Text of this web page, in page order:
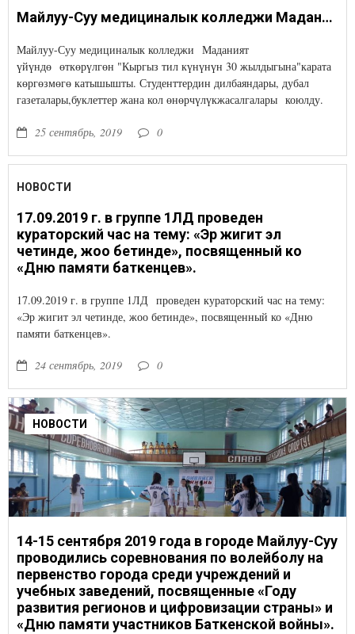
Майлуу-Суу медициналык колледжи Маданият үйүндө өткөрүлгөн "Кыргыз тил күнүнүн 30 жылдыгына"карата көргөзмөгө катышышты
Майлуу-Суу медициналык колледжи Маданият
үйүндө өткөрүлгөн "Кыргыз тил күнүнүн 30 жылдыгына"карата
көргөзмөгө катышышты. Студенттердин дилбаяндары, дубал
газеталары,буклеттер жана кол өнөрчүлүкжасалгалары коюлду.
25 сентябрь, 2019 0
НОВОСТИ
17.09.2019 г. в группе 1ЛД проведен
кураторский час на тему: «Эр жигит эл
четинде, жоо бетинде», посвященный ко
«Дню памяти баткенцев».
17.09.2019 г. в группе 1ЛД проведен кураторский час на тему:
«Эр жигит эл четинде, жоо бетинде», посвященный ко «Дню
памяти баткенцев».
24 сентябрь, 2019 0
НОВОСТИ
14-15 сентября 2019 года в городе Майлуу-Суу
проводились соревнования по волейболу на
первенство города среди учреждений и
учебных заведений, посвященные «Году
развития регионов и цифровизации страны» и
«Дню памяти участников Баткенской войны».